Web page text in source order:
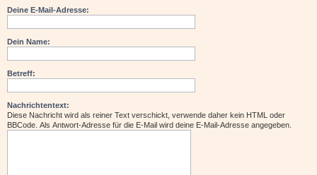
Deine E-Mail-Adresse:
Dein Name:
Betreff:
Nachrichtentext:
Diese Nachricht wird als reiner Text verschickt, verwende daher kein HTML oder
BBCode. Als Antwort-Adresse für die E-Mail wird deine E-Mail-Adresse angegeben.